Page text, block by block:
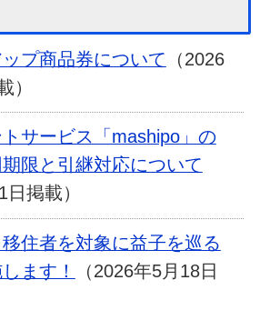
プ商品券について （2026
）
サービス「mashipo」の
限と引継対応について
日掲載）
住者を対象に益子を巡る
ます！
（2026年5月18日